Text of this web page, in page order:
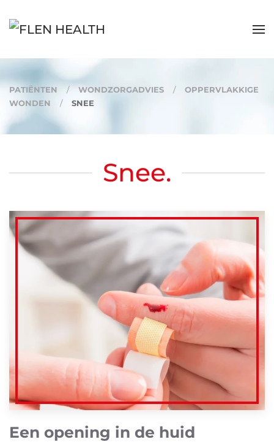
Skip to main content
PATIËNTEN WONDZORGADVIES
OPPERVLAKKIGE
WONDEN
SNEE
Snee.
Een opening in de huid